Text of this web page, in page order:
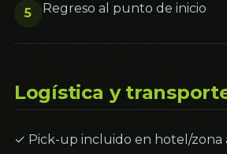
5 Regreso al punto de inicio
Logística y
✓ Pick-up incluido en hotel/zona